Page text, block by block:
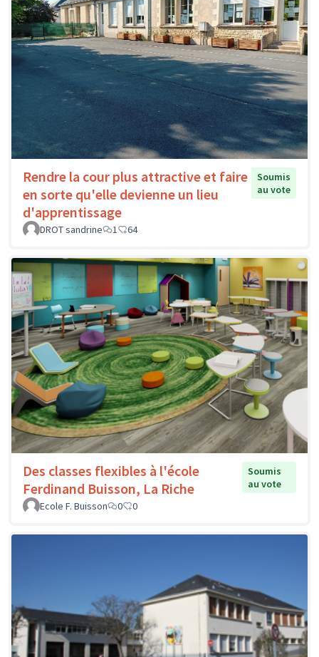
Rendre la cour plus attractive et faire
en sorte qu'elle devienne un lieu
d'apprentissage
Soumis
au vote
DROT sandrine 1 64
Des classes flexibles à l'école
Ferdinand Buisson, La Riche
Soumis
au vote
Ecole F. Buisson
0 0